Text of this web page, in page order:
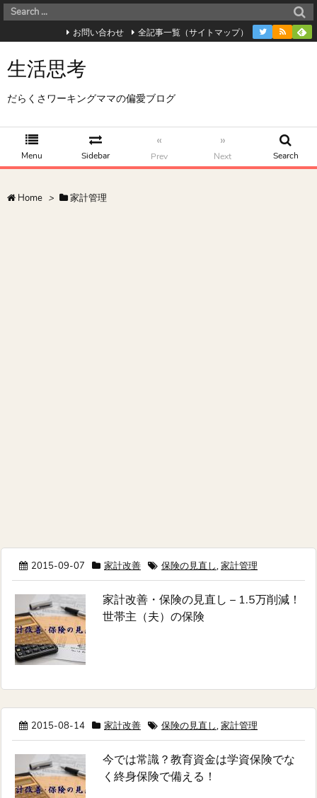
生活思考
だらくさワーキングママの偏愛ブログ
Menu Sidebar
«
Prev
»
Next Search
お問い合わせ 全記事一覧（サイトマップ）
Home > 家計管理
2015-09-07 家計改善 保険の見直し,家計管理
家計改善・保険の見直し – 1.5万削減！
世帯主（夫）の保険
2015-08-14 家計改善 保険の見直し,家計管理
今では常識？教育資金は学資保険でな
く終身保険で備える！